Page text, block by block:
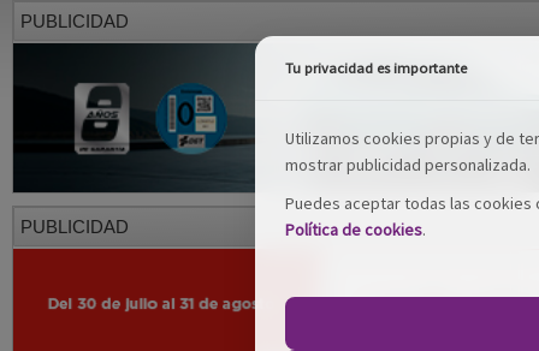
PUBLICIDAD
PUBLICIDAD
Tu privacidad es importante
Utilizamos cookies propias y de
mostrar publicidad personalizada.
Puedes aceptar todas las
Política de cookies.